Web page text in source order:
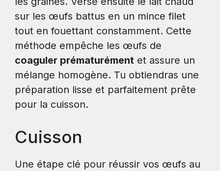
sur les œufs battus en un mince filet
tout en fouettant constamment. Cette
méthode empêche les œufs de
coaguler prématurément et assure un
mélange homogène. Tu obtiendras une
préparation lisse et parfaitement prête
pour la cuisson.
Cuisson
Une étape clé pour réussir vos œufs au